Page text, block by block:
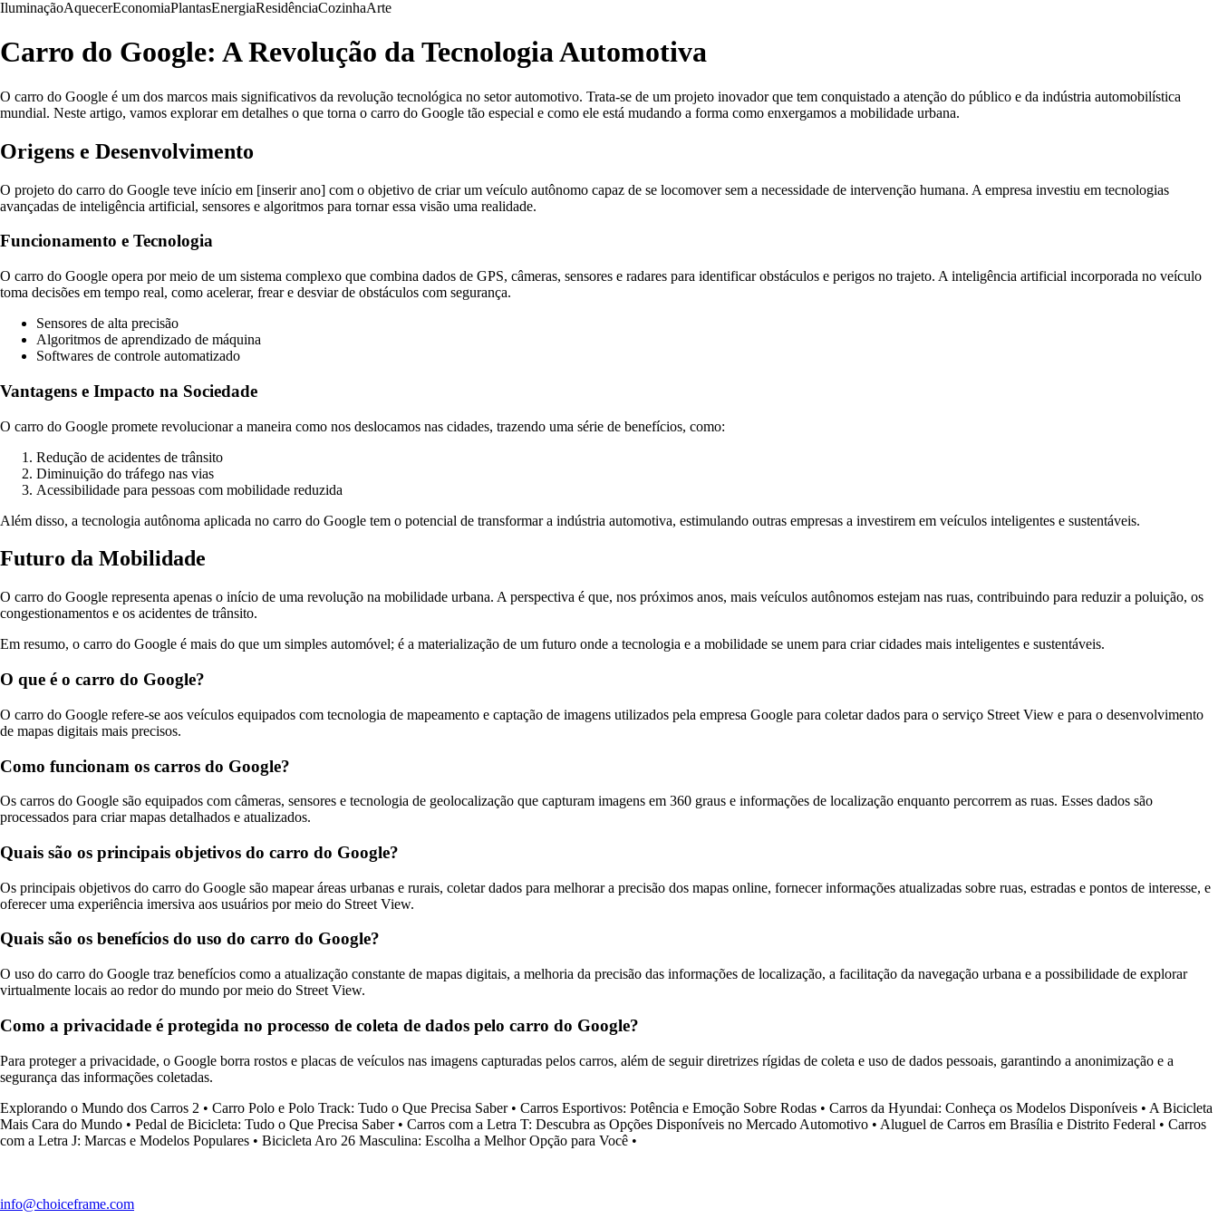
IluminaçãoAquecerEconomiaPlantasEnergiaResidênciaCozinhaArte
Carro do Google: A Revolução da Tecnologia Automotiva
O carro do Google é um dos marcos mais significativos da revolução tecnológica no setor automotivo. Trata-se de um projeto inovador que tem conquistado a atenção do público e da indústria automobilística
mundial. Neste artigo, vamos explorar em detalhes o que torna o carro do Google tão especial e como ele está mudando a forma como enxergamos a mobilidade urbana.
Origens e Desenvolvimento
O projeto do carro do Google teve início em [inserir ano] com o objetivo de criar um veículo autônomo capaz de se locomover sem a necessidade de intervenção humana. A empresa investiu em tecnologias
avançadas de inteligência artificial, sensores e algoritmos para tornar essa visão uma realidade.
Funcionamento e Tecnologia
O carro do Google opera por meio de um sistema complexo que combina dados de GPS, câmeras, sensores e radares para identificar obstáculos e perigos no trajeto. A inteligência artificial incorporada no veículo
toma decisões em tempo real, como acelerar, frear e desviar de obstáculos com segurança.
Sensores de alta precisão
Algoritmos de aprendizado de máquina
Softwares de controle automatizado
Vantagens e Impacto na Sociedade
O carro do Google promete revolucionar a maneira como nos deslocamos nas cidades, trazendo uma série de benefícios, como:
Redução de acidentes de trânsito
Diminuição do tráfego nas vias
Acessibilidade para pessoas com mobilidade reduzida
Além disso, a tecnologia autônoma aplicada no carro do Google tem o potencial de transformar a indústria automotiva, estimulando outras empresas a investirem em veículos inteligentes e sustentáveis.
Futuro da Mobilidade
O carro do Google representa apenas o início de uma revolução na mobilidade urbana. A perspectiva é que, nos próximos anos, mais veículos autônomos estejam nas ruas, contribuindo para reduzir a poluição, os
congestionamentos e os acidentes de trânsito.
Em resumo, o carro do Google é mais do que um simples automóvel; é a materialização de um futuro onde a tecnologia e a mobilidade se unem para criar cidades mais inteligentes e sustentáveis.
O que é o carro do Google?
O carro do Google refere-se aos veículos equipados com tecnologia de mapeamento e captação de imagens utilizados pela empresa Google para coletar dados para o serviço Street View e para o desenvolvimento
de mapas digitais mais precisos.
Como funcionam os carros do Google?
Os carros do Google são equipados com câmeras, sensores e tecnologia de geolocalização que capturam imagens em 360 graus e informações de localização enquanto percorrem as ruas. Esses dados são
processados ​​para criar mapas detalhados e atualizados.
Quais são os principais objetivos do carro do Google?
Os principais objetivos do carro do Google são mapear áreas urbanas e rurais, coletar dados para melhorar a precisão dos mapas online, fornecer informações atualizadas sobre ruas, estradas e pontos de interesse, e
oferecer uma experiência imersiva aos usuários por meio do Street View.
Quais são os benefícios do uso do carro do Google?
O uso do carro do Google traz benefícios como a atualização constante de mapas digitais, a melhoria da precisão das informações de localização, a facilitação da navegação urbana e a possibilidade de explorar
virtualmente locais ao redor do mundo por meio do Street View.
Como a privacidade é protegida no processo de coleta de dados pelo carro do Google?
Para proteger a privacidade, o Google borra rostos e placas de veículos nas imagens capturadas pelos carros, além de seguir diretrizes rígidas de coleta e uso de dados pessoais, garantindo a anonimização e a
segurança das informações coletadas.
Explorando o Mundo dos Carros 2 • Carro Polo e Polo Track: Tudo o Que Precisa Saber• Carros Esportivos: Potência e Emoção Sobre Rodas • Carros da Hyundai: Conheça os Modelos Disponíveis • A Bicicleta
Mais Cara do Mundo • Pedal de Bicicleta: Tudo o Que Precisa Saber• Carros com a Letra T: Descubra as Opções Disponíveis no Mercado Automotivo • Aluguel de Carros em Brasília e Distrito Federal • Carros
com a Letra J: Marcas e Modelos Populares • Bicicleta Aro 26 Masculina: Escolha a Melhor Opção para Você •
info@choiceframe.com